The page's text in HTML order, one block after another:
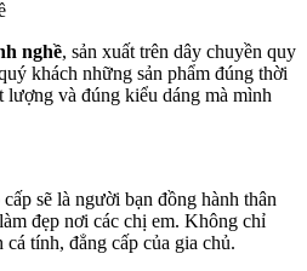
nghề, sản xuất trên dây chuyền quy
khách những sản phẩm đúng thời
lượng và đúng kiểu dáng mà mình
sẽ là người bạn đồng hành thân
đẹp nơi các chị em. Không chỉ
tính, đẳng cấp của gia chủ.